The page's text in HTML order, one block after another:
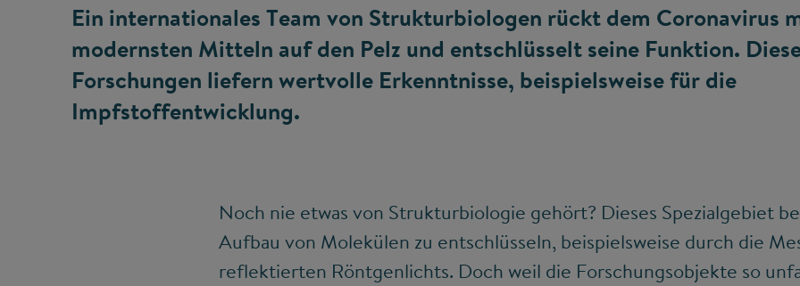
Ein internationales Team von Strukturbiologen rückt dem Coronavirus
modernsten Mitteln auf den Pelz und entschlüsselt seine Funktion.
Forschungen liefern wertvolle Erkenntnisse, beispielsweise für die
Impfstoffentwicklung.
Noch nie etwas von Strukturbiologie gehört? Dieses Spezialgebiet
Aufbau von Molekülen zu entschlüsseln, beispielsweise durch die
reflektierten Röntgenlichts. Doch weil die Forschungsobjekte so